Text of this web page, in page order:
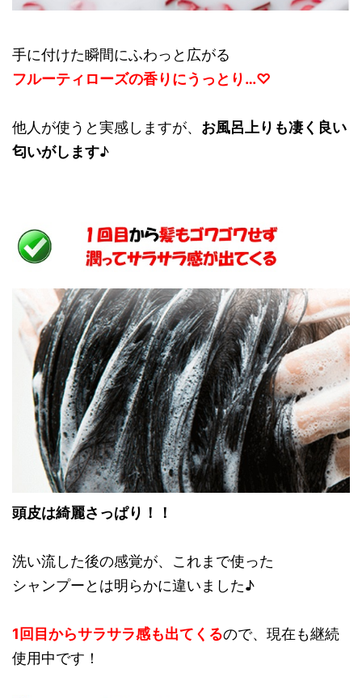
手に付けた瞬間にふわっと広がる
フルーティローズの香りにうっとり…♡
他人が使うと実感しますが、 お風呂上りも凄く良い
匂いがします♪
頭皮は綺麗さっぱり！！
洗い流した後の感覚が、これまで使った
シャンプーとは明らかに違いました♪
1回目からサラサラ感も出てくるので、現在も継続
使用中です！